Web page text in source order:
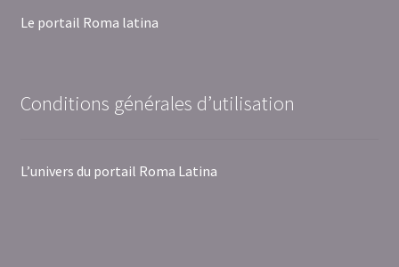
Le portail Roma latina
Conditions générales d’utilisation
L’univers du portail Roma Latina